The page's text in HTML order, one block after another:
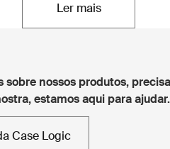
Ler mais
Abre em uma
nossos produtos,
estamos aqui para ajudar.
Case Logic